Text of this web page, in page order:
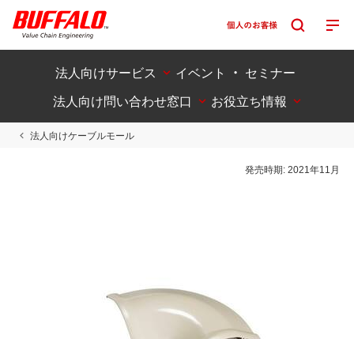
法人向けサービス
イベント ・ セミナー
法人向け問い合わせ窓口
お役立ち情報
法人向けケーブルモール
発売時期:2021年11月